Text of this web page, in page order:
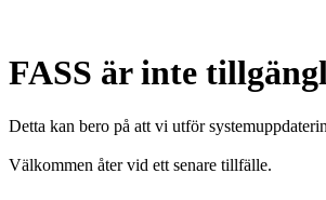
FASS är inte
Detta kan bero på att vi utför
Välkommen åter vid ett senare tillfälle.